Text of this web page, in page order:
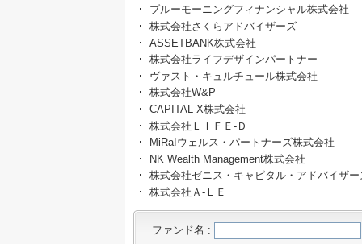
ブルーモーニングフィナンシャル株式会社
株式会社さくらアドバイザーズ
ASSETBANK株式会社
株式会社ライフデザインパートナー
ヴァスト・キュルチュール株式会社
株式会社W&P
CAPITAL X株式会社
株式会社ＬＩＦＥ‐Ｄ
MiRaIウェルス・パートナーズ株式会社
NK Wealth Management株式会社
株式会社ゼニス・キャピタル・アドバイザー
株式会社Ａ‐ＬＥ
ファンド名 :